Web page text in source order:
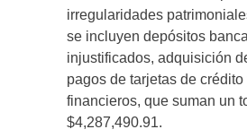
irregularidades
se incluyen depósitos
injustificados, adquisición
pagos de tarjetas de
financieros, que suman un
$4,287,490.91.